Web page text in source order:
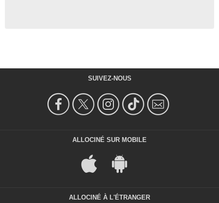
SUIVEZ-NOUS
ALLOCINÉ SUR MOBILE
ALLOCINÉ À L'ÉTRANGER